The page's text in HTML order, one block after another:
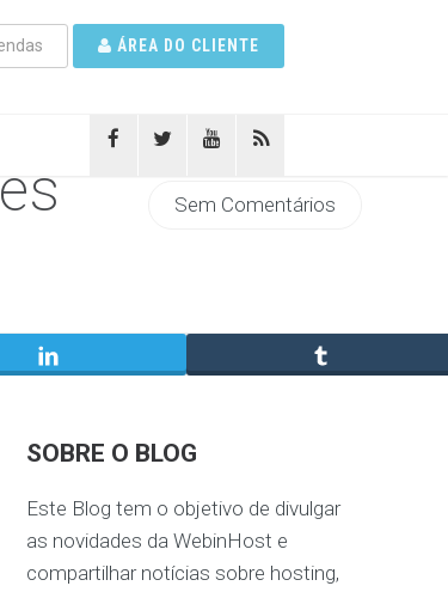
ÁREA DO CLIENTE
Sem Comentários
SOBRE O BLOG
Este Blog tem o objetivo de divulgar
as novidades da WebinHost e
compartilhar notícias sobre hosting,